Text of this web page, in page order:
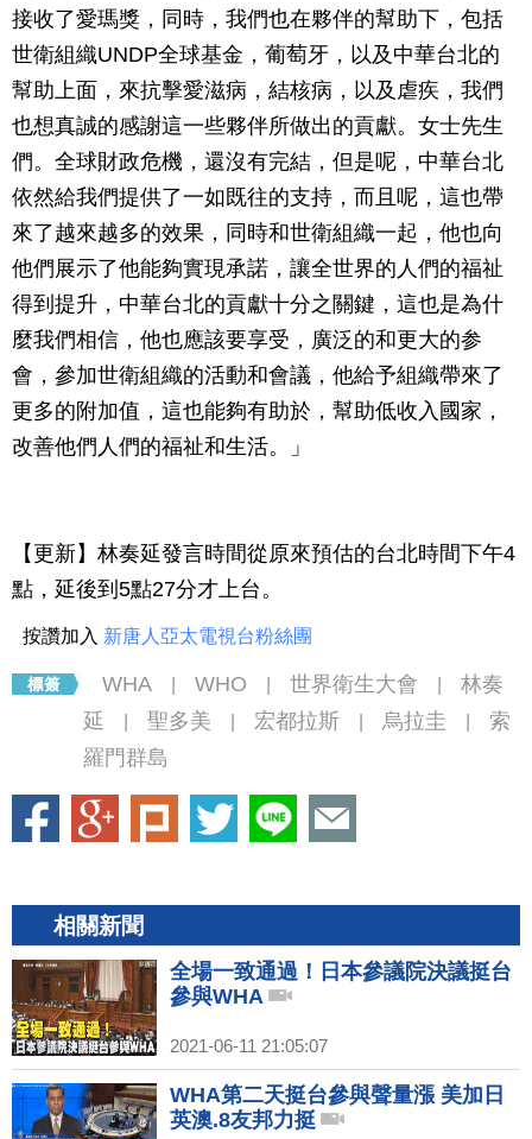
接收了愛瑪獎，同時，我們也在夥伴的幫助下，包括
世衛組織UNDP全球基金，葡萄牙，以及中華台北的
幫助上面，來抗擊愛滋病，結核病，以及虐疾，我們
也想真誠的感謝這一些夥伴所做出的貢獻。女士先生
們。全球財政危機，還沒有完結，但是呢，中華台北
依然給我們提供了一如既往的支持，而且呢，這也帶
來了越來越多的效果，同時和世衛組織一起，他也向
他們展示了他能夠實現承諾，讓全世界的人們的福祉
得到提升，中華台北的貢獻十分之關鍵，這也是為什
麼我們相信，他也應該要享受，廣泛的和更大的参
會，參加世衛組織的活動和會議，他給予組織帶來了
更多的附加值，這也能夠有助於，幫助低收入國家，
改善他們人們的福祉和生活。」
【更新】林奏延發言時間從原來預估的台北時間下午4
點，延後到5點27分才上台。
按讚加入 新唐人亞太電視台粉絲團
WHA WHO 世界衛生大會
林奏
延
聖多美 宏都拉斯 烏拉圭
索
羅門群島
相關新聞
全場一致通過！日本參議院決議挺台
參與WHA
2021-06-11 21:05:07
WHA第二天挺台參與聲量漲 美加日
英澳.8友邦力挺